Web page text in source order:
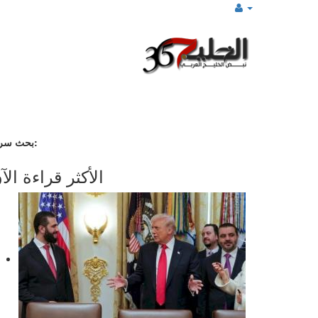
بحث سريع:
الأكثر قراءة